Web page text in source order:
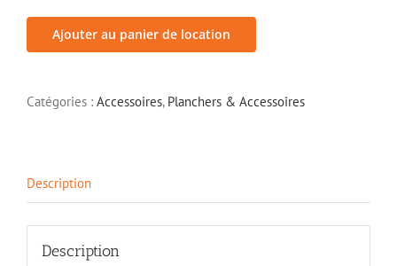
Rampe
de
déchargement
Ajouter au panier de location
Catégories : Accessoires, Planchers & Accessoires
Description
Description